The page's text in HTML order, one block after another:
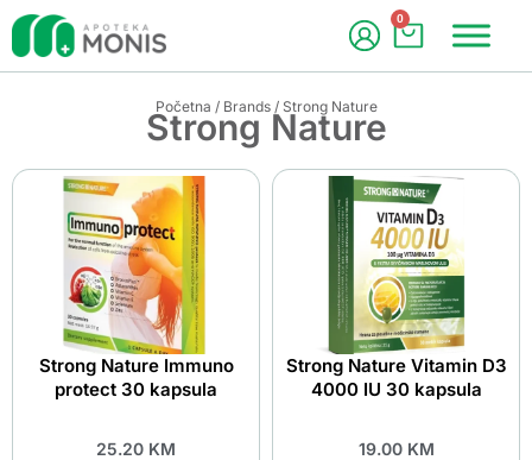
0
Početna / Brands/ Strong Nature
Strong Nature
Strong Nature Immuno
protect 30 kapsula
25.20 KM
Strong Nature Vitamin D3
4000 IU 30 kapsula
19.00 KM